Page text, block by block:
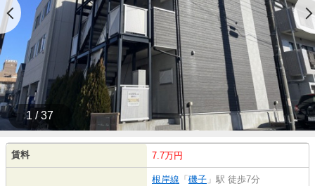
1 / 37
賃料 7.7万円
根岸線 「 磯子 」駅 徒歩7分